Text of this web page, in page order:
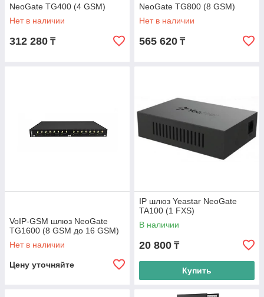
NeoGate TG400 (4 GSM)
Нет в наличии
312 280 ₸
NeoGate TG800 (8 GSM)
Нет в наличии
565 620 ₸
VoIP-GSM шлюз NeoGate
TG1600 (8 GSM до 16 GSM)
Нет в наличии
Цену уточняйте
IP шлюз Yeastar NeoGate
TA100 (1 FXS)
В наличии
20 800 ₸
Купить